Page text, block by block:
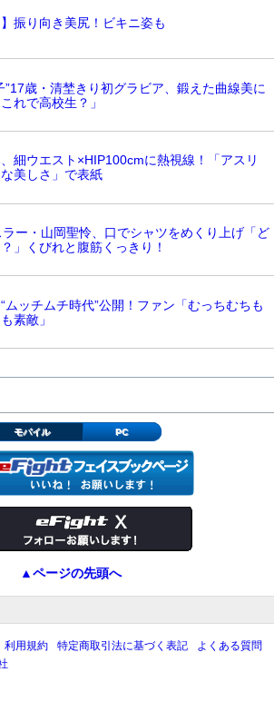
】振り向き美尻！ビキニ姿も
”17歳・清埜きり初グラビア、鍛えた曲線美に
れで高校生？」
、細ウエスト×HIP100cmに熱視線！「アスリ
美しさ」で表紙
ラー・山岡聖怜、口でシャツをめくり上げ「ど
」くびれと腹筋くっきり！
“ムッチムチ時代”公開！ファン「むっちむちも
素敵」
モバイル PC
▲ページの先頭へ
利用規約 特定商取引法に基づく表記
よくある質問